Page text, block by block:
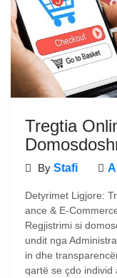
Tregtia
By Stafi
Detyrimet Ligjore:
ance & E-
Regjistrimi si
undit nga
in dhe
qartë se çdo individ